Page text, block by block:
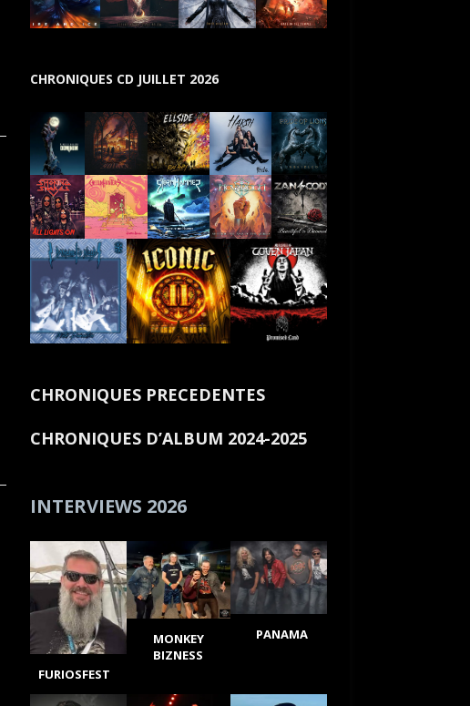
CHRONIQUES CD JUILLET 2026
CHRONIQUES PRECEDENTES
CHRONIQUES D’ALBUM 2024-2025
INTERVIEWS 2026
FURIOSFEST
MONKEY
BIZNESS
PANAMA